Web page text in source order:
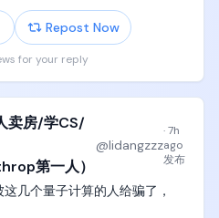
公室。
歌的AI大模型，Gemini。
这才是正经事。
点创造，比什么都强。
Repost Now
for your reply
卖房/学CS/
第一人）
@lidangzzz
·7h
ago
发布
几个量子计算的人给骗了，